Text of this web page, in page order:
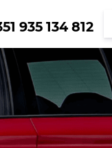
935 134 812